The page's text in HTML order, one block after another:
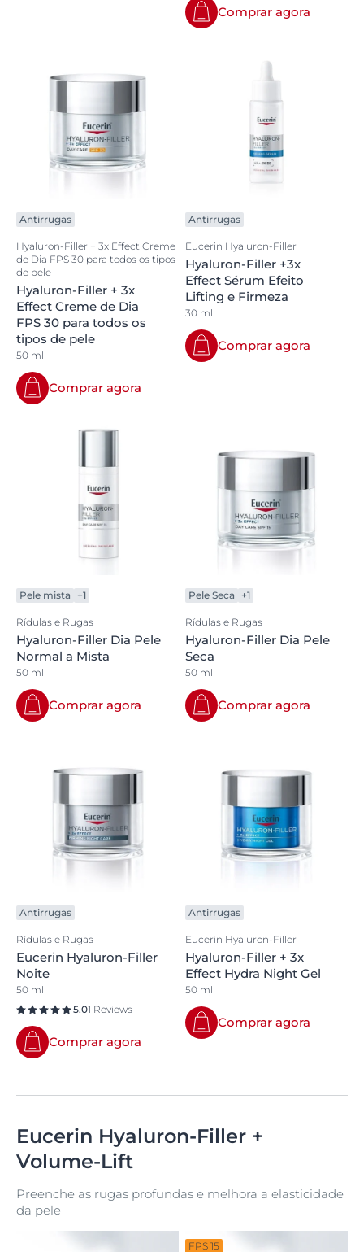
Comprar agora
Antirrugas
Hyaluron-Filler + 3x Effect Creme
de Dia FPS 30 para todos os tipos
de pele
Hyaluron-Filler + 3x
Effect Creme de Dia
FPS 30 para todos os
tipos de pele
50 ml
Comprar agora
Antirrugas
Eucerin Hyaluron-Filler
Hyaluron-Filler +3x
Effect Sérum Efeito
Lifting e Firmeza
30 ml
Comprar agora
Pele mista +1
Rídulas e Rugas
Hyaluron-Filler Dia Pele
Normal a Mista
50 ml
Comprar agora
Pele Seca +1
Rídulas e Rugas
Hyaluron-Filler Dia Pele
Seca
50 ml
Comprar agora
Antirrugas
Rídulas e Rugas
Eucerin Hyaluron-Filler
Noite
50 ml
5.01 Reviews
Comprar agora
Antirrugas
Eucerin Hyaluron-Filler
Hyaluron-Filler + 3x
Effect Hydra Night Gel
50 ml
Comprar agora
Eucerin Hyaluron-Filler +
Volume-Lift
Preenche as rugas profundas e melhora a elasticidade
da pele
FPS 15